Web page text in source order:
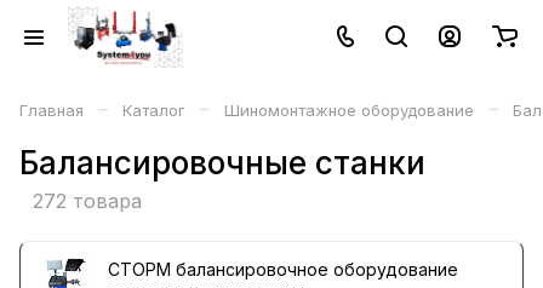
Главная – Каталог – Шиномонтажное оборудование –
Балансировочные станки
272 товара
СТОРМ балансировочное оборудование